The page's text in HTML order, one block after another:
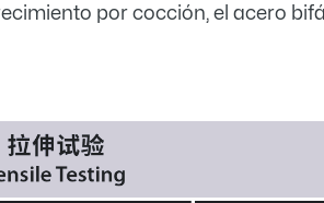
por cocción, el acero